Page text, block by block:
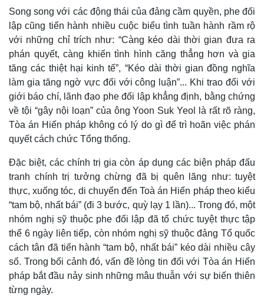
Thế giới
Quan sát
Cuộc sống đó đây
Hồ sơ
Multimedia
Ảnh
E-Magazine
Infographic
Song song với các động thái của đảng cầm quyền, phe đối
lập cũng tiến hành nhiều cuộc biểu tình tuần hành rầm rộ
với những chỉ trích như: “Càng kéo dài thời gian đưa ra
phán quyết, càng khiến tình hình căng thẳng hơn và gia
tăng các thiệt hại kinh tế”, “Kéo dài thời gian đồng nghĩa
làm gia tăng ngờ vực đối với công luận”... Khi trao đổi với
giới báo chí, lãnh đạo phe đối lập khẳng định, bằng chứng
về tội “gây nội loạn” của ông Yoon Suk Yeol là rất rõ ràng,
Tòa án Hiến pháp không có lý do gì để trì hoãn việc phán
quyết cách chức Tổng thống.
Đặc biệt, các chính trị gia còn áp dụng các biện pháp đấu
tranh chính trị tưởng chừng đã bị quên lãng như: tuyệt
thực, xuống tóc, di chuyển đến Toà án Hiến pháp theo kiểu
“tam bộ, nhất bái” (đi 3 bước, quỳ lạy 1 lần)... Trong đó, một
nhóm nghị sỹ thuộc phe đối lập đã tổ chức tuyệt thực tập
thể 6 ngày liên tiếp, còn nhóm nghị sỹ thuộc đảng Tổ quốc
cách tân đã tiến hành “tam bộ, nhất bái” kéo dài nhiều cây
số. Trong bối cảnh đó, vấn đề lòng tin đối với Tòa án Hiến
pháp bắt đầu nảy sinh những mâu thuẫn với sự biến thiên
từng ngày.